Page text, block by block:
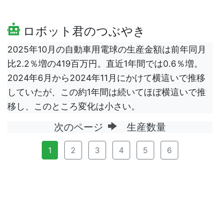
ロボット君のつぶやき
2025年10月の自動車用電球の生産金額は前年同月
比2.2％増の419百万円。直近1年間では0.6％増。
2024年6月から2024年11月にかけて横這いで推移
していたが、この約1年間は続いてほぼ横這いで推
移し、このところ変化は小さい。
次のページ 生産数量
1 2 3 4 5 6